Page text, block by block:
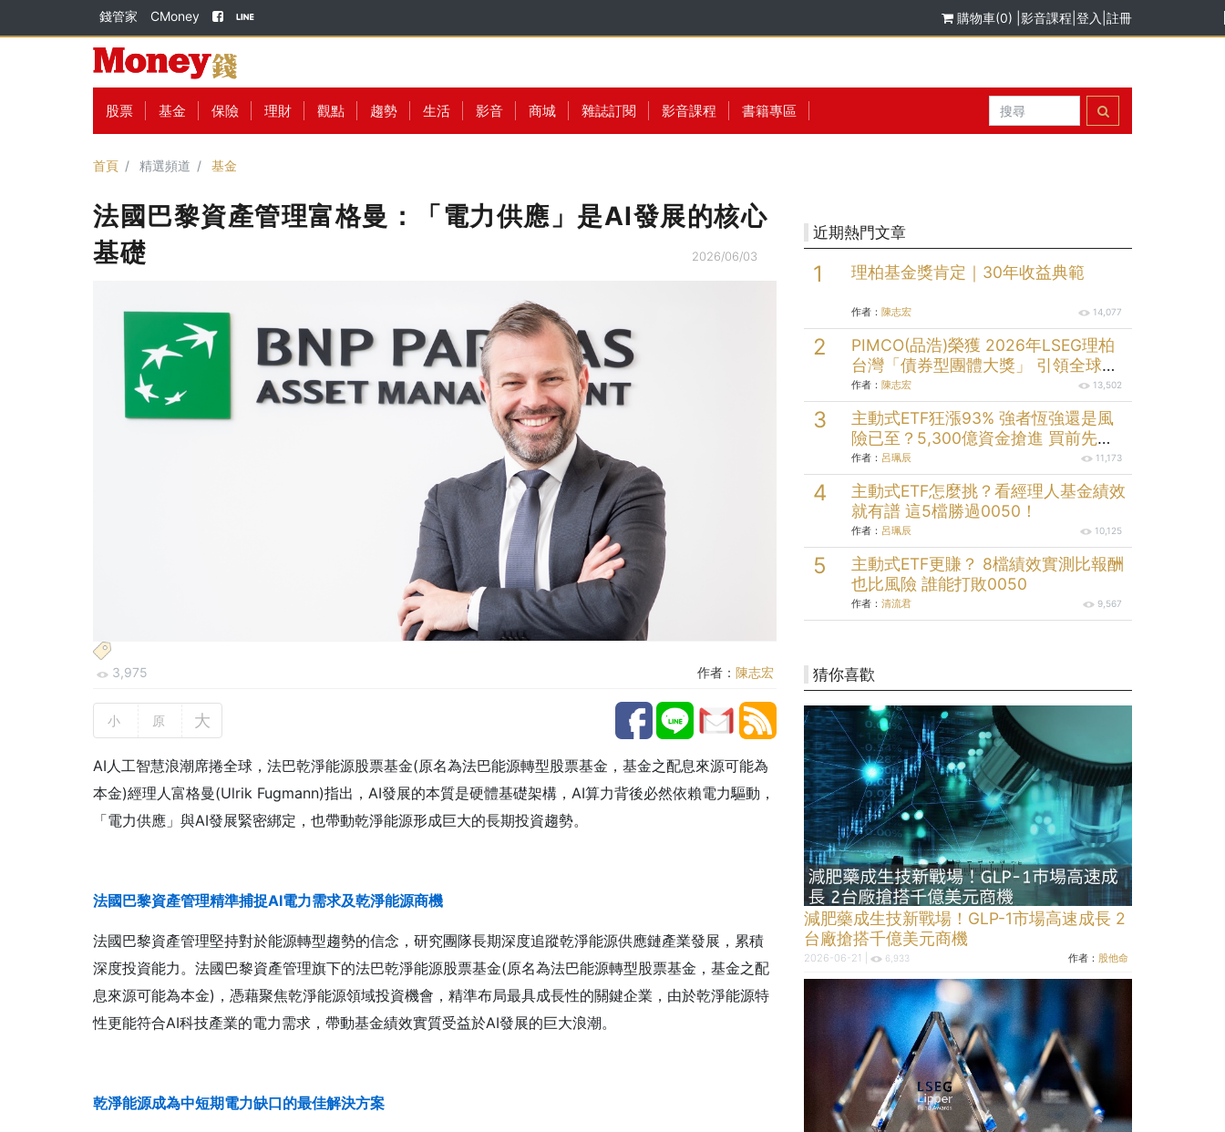
錢管家 CMoney 購物車(0) 影音課程 登入 註冊
股票 基金 保險 理財 觀點 趨勢 生活 影音 商城 雜誌訂閱 影音課程 書籍專區
首頁 精選頻道 基金
法國巴黎資產管理富格曼：「電力供應」是AI發展的核心
基礎
2026/06/03
3,975 作者： 陳志宏
小 原 大
AI人工智慧浪潮席捲全球，法巴乾淨能源股票基金(原名為法巴能源轉型股票基金，基金之配息來源可能為
本金)經理人富格曼(Ulrik Fugmann)指出，AI發展的本質是硬體基礎架構，AI算力背後必然依賴電力驅動，
「電力供應」與AI發展緊密綁定，也帶動乾淨能源形成巨大的長期投資趨勢。
法國巴黎資產管理精準捕捉AI電力需求及乾淨能源商機
法國巴黎資產管理堅持對於能源轉型趨勢的信念，研究團隊長期深度追蹤乾淨能源供應鏈產業發展，累積
深度投資能力。法國巴黎資產管理旗下的法巴乾淨能源股票基金(原名為法巴能源轉型股票基金，基金之配
息來源可能為本金)，憑藉聚焦乾淨能源領域投資機會，精準布局最具成長性的關鍵企業，由於乾淨能源特
性更能符合AI科技產業的電力需求，帶動基金績效實質受益於AI發展的巨大浪潮。
乾淨能源成為中短期電力缺口的最佳解決方案
近期熱門文章
理柏基金獎肯定｜30年收益典範
作者： 陳志宏 14,077
PIMCO(品浩)榮獲 2026年LSEG理柏
台灣「債券型團體大獎」 引領全球固
定收益投資逾半世紀的投資實力
作者： 陳志宏 13,502
主動式ETF狂漲93% 強者恆強還是風
險已至？5,300億資金搶進 買前先看
清這些
作者： 呂珮辰 11,173
主動式ETF怎麼挑？看經理人基金績效
就有譜 這5檔勝過0050！
作者： 呂珮辰 10,125
主動式ETF更賺？ 8檔績效實測比報酬
也比風險 誰能打敗0050
作者： 清流君 9,567
猜你喜歡
減肥藥成生技新戰場！GLP-1市場高速成長 2
台廠搶搭千億美元商機
2026-06-21 | 6,933 作者： 股他命